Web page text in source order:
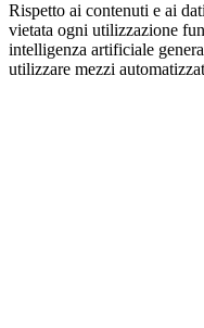
Rispetto ai contenuti e ai
vietata ogni utilizzazione
intelligenza artificiale
utilizzare mezzi